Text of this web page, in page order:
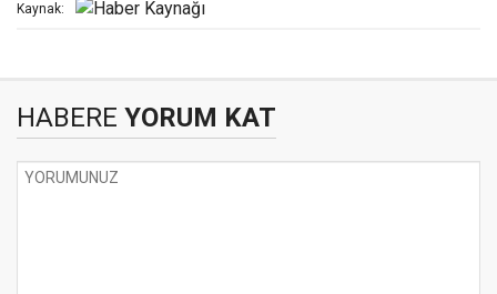
Kaynak:
HABERE YORUM KAT